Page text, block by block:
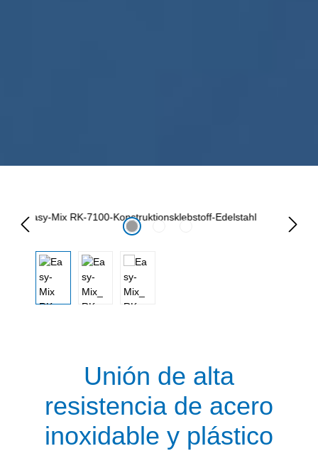
Omitir galería de imágenes
Unión de alta
resistencia de acero
inoxidable y plástico